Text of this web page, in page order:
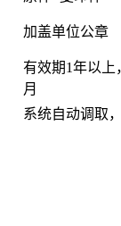
加盖单位公章
有效期1年以上
月
系统自动调取